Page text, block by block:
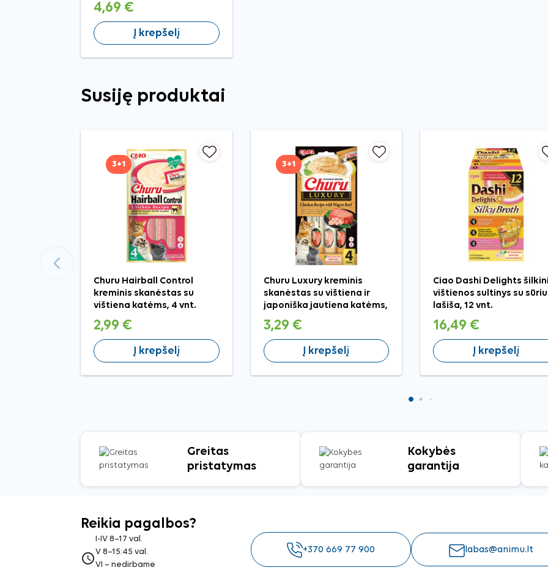
4,69 €
Į krepšelį
Susiję produktai
3+1
Churu Hairball Control
kreminis skanėstas su
vištiena katėms, 4 vnt.
2,99 €
Į krepšelį
3+1
Churu Luxury kreminis
skanėstas su vištiena ir
japoniška jautiena katėms,
4 vnt.
3,29 €
Į krepšelį
Ciao Dashi Delights
vištienos sultinys su
lašiša, 12 vnt.
16,49 €
Į krepšelį
Greitas
pristatymas
Kokybės
garantija
Reikia pagalbos?
access_time
I-IV 8–17 val.
V 8–15:45 val.
VI – nedirbame
+370 669 77 900 labas@animu.lt